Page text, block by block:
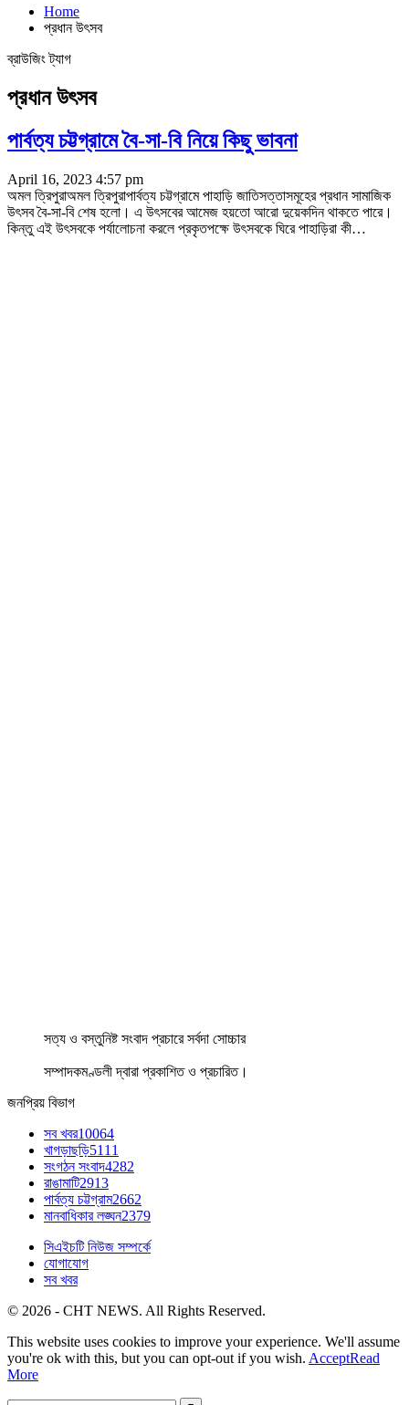
Home
প্রধান উৎসব
ব্রাউজিং ট্যাগ
প্রধান উৎসব
পার্বত্য চট্টগ্রামে বৈ-সা-বি নিয়ে কিছু ভাবনা
April 16, 2023 4:57 pm
অমল ত্রিপুরাঅমল ত্রিপুরাপার্বত্য চট্টগ্রামে পাহাড়ি জাতিসত্তাসমূহের প্রধান সামাজিক
উৎসব বৈ-সা-বি শেষ হলো। এ উৎসবের আমেজ হয়তো আরো দুয়েকদিন থাকতে পারে।
কিন্তু এই উৎসবকে পর্যালোচনা করলে প্রকৃতপক্ষে উৎসবকে ঘিরে পাহাড়িরা কী…
সত্য ও বস্তুনিষ্ট সংবাদ প্রচারে সর্বদা সোচ্চার
সম্পাদকমণ্ডলী দ্বারা প্রকাশিত ও প্রচারিত।
জনপ্রিয় বিভাগ
সব খবর10064
খাগড়াছড়ি5111
সংগঠন সংবাদ4282
রাঙামাটি2913
পার্বত্য চট্টগ্রাম2662
মানবাধিকার লঙ্ঘন2379
সিএইচটি নিউজ সম্পর্কে
যোগাযোগ
সব খবর
© 2026 - CHT NEWS. All Rights Reserved.
This website uses cookies to improve your experience. We'll assume
you're ok with this, but you can opt-out if you wish. AcceptRead
More